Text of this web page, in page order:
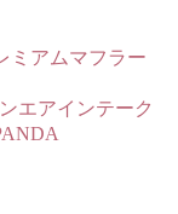
ミアムマフラー
エアインテーク